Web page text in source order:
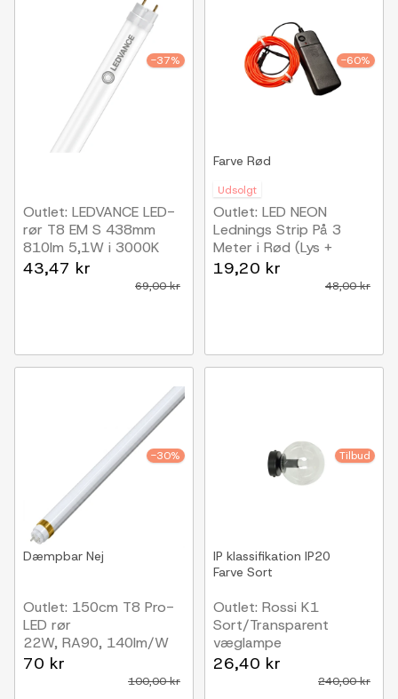
-37%
Outlet: LEDVANCE LED-
rør T8 EM S 438mm
810lm 5,1W i 3000K
230V
43,47 kr
69,00 kr
-60%
Udsolgt
Farve Rød
Outlet: LED NEON
Lednings Strip På 3
Meter i Rød (Lys +
Effekt)
19,20 kr
48,00 kr
-30%
Dæmpbar Nej
Outlet: 150cm T8 Pro-
LED rør
22W, RA90, 140lm/W
70 kr
100,00 kr
Tilbud
IP klassifikation IP20
Farve Sort
Outlet: Rossi K1
Sort/Transparent
væglampe
Ø14 cm, E14, 230V,
26,40 kr
240,00 kr